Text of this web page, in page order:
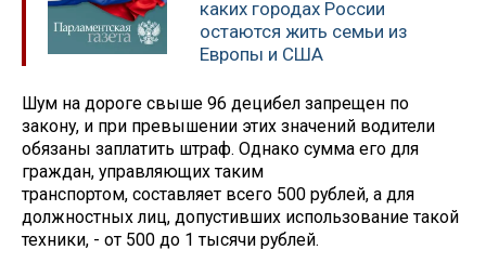
каких городах России
остаются жить семьи из
Европы и США
Шум на дороге свыше 96 децибел запрещен по
закону, и при превышении этих значений водители
обязаны заплатить штраф. Однако сумма его для
граждан, управляющих таким
транспортом, составляет всего 500 рублей, а для
должностных лиц, допустивших использование такой
техники, - от 500 до 1 тысячи рублей.